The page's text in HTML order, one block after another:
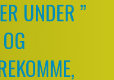
UNDER ”